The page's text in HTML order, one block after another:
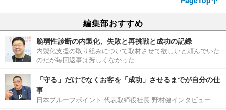
編集部おすすめ
脆弱性診断の内製化、失敗と再挑戦と成功の記録
内製化支援の取り組みについて取材させて欲しいと頼んでいた
のだが毎回返事は芳しくなかった
「守る」だけでなくお客を「成功」させるまでが自分の仕
事
日本プルーフポイント 代表取締役社長 野村健インタビュー